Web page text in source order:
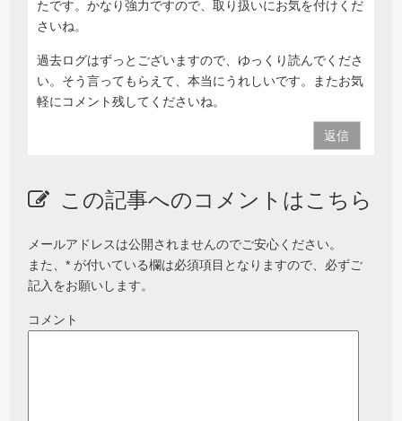
たです。かなり強力ですので、取り扱いにお気を付けくだ
さいね。
過去ログはずっとございますので、ゆっくり読んでくださ
い。そう言ってもらえて、本当にうれしいです。またお気
軽にコメント残してくださいね。
返信
この記事へのコメントはこちら
メールアドレスは公開されませんのでご安心ください。
また、* が付いている欄は必須項目となりますので、必ずご
記入をお願いします。
コメント